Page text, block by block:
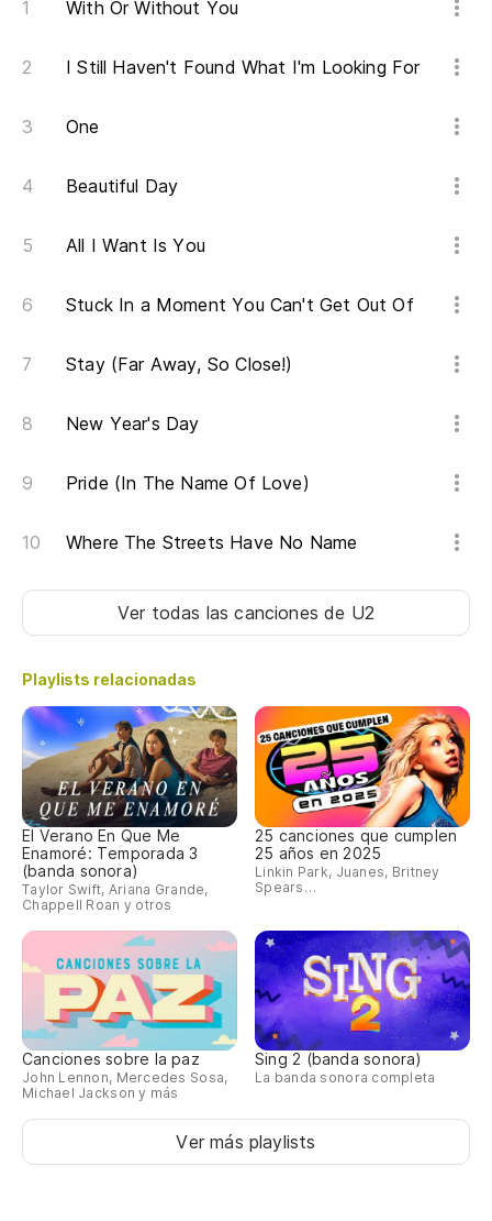
With Or Without You
I Still Haven't Found What I'm Looking For
One
Beautiful Day
All I Want Is You
Stuck In a Moment You Can't Get Out Of
Stay (Far Away, So Close!)
New Year's Day
Pride (In The Name Of Love)
Where The Streets Have No Name
Ver todas las cancionesde U2
Playlists relacionadas
El Verano En Que Me
Enamoré: Temporada 3
(banda sonora)
Taylor Swift, Ariana Grande,
Chappell Roan y otros
25 canciones que cumplen
25 años en 2025
Linkin Park, Juanes, Britney
Spears…
Canciones sobre la paz
John Lennon, Mercedes Sosa,
Michael Jackson y más
Sing 2 (banda sonora)
La banda sonora completa
Ver más playlists